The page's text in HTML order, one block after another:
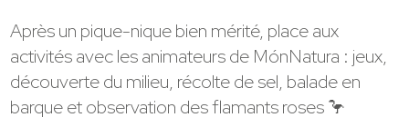
Après un pique-nique bien mérité, place aux
activités avec les animateurs de MónNatura : jeux,
découverte du milieu, récolte de sel, balade en
barque et observation des flamants roses 🦩